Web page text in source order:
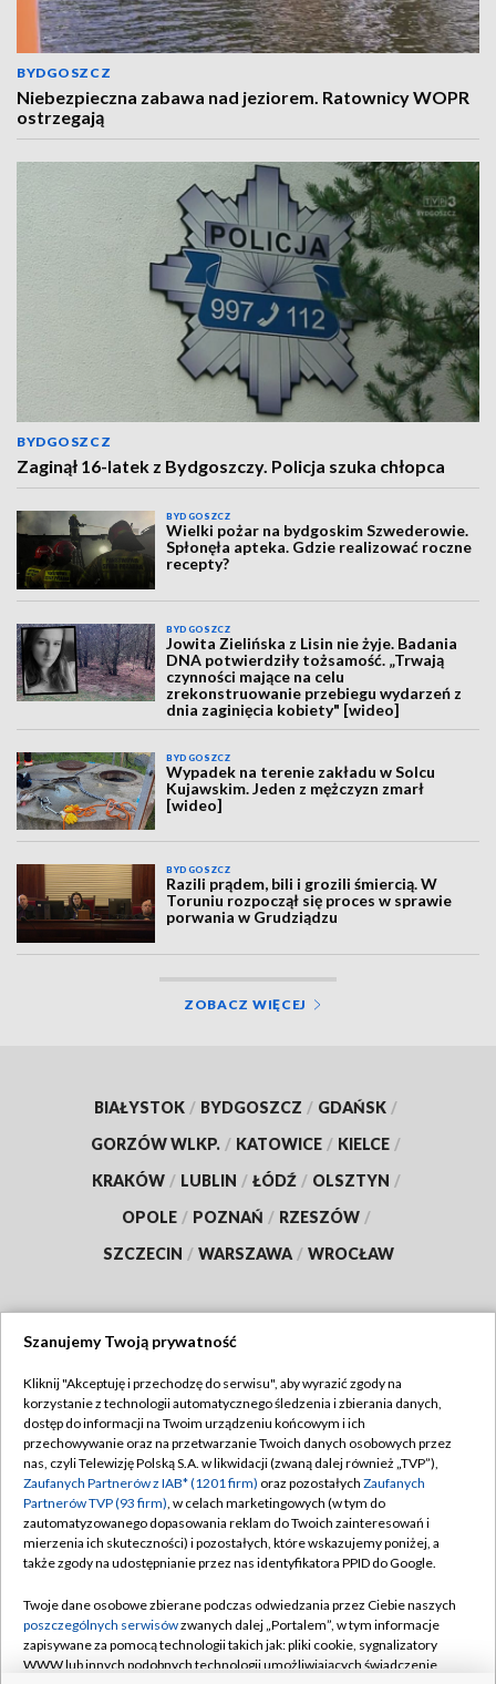
BYDGOSZCZ
Niebezpieczna zabawa nad jeziorem. Ratownicy WOPR
ostrzegają
BYDGOSZCZ
Zaginął 16-latek z Bydgoszczy. Policja szuka chłopca
BYDGOSZCZ
Wielki pożar na bydgoskim Szwederowie.
Spłonęła apteka. Gdzie realizować roczne
recepty?
BYDGOSZCZ
Jowita Zielińska z Lisin nie żyje. Badania
DNA potwierdziły tożsamość. „Trwają
czynności mające na celu
zrekonstruowanie przebiegu wydarzeń z
dnia zaginięcia kobiety" [wideo]
BYDGOSZCZ
Wypadek na terenie zakładu w Solcu
Kujawskim. Jeden z mężczyzn zmarł
[wideo]
BYDGOSZCZ
Razili prądem, bili i grozili śmiercią. W
Toruniu rozpoczął się proces w sprawie
porwania w Grudziądzu
ZOBACZ WIĘCEJ
BIAŁYSTOK / BYDGOSZCZ / GDAŃSK /
GORZÓW WLKP. / KATOWICE / KIELCE /
KRAKÓW / LUBLIN / ŁÓDŹ / OLSZTYN /
OPOLE / POZNAŃ / RZESZÓW /
SZCZECIN / WARSZAWA / WROCŁAW
TVP
Abonament TVP
Emisja w TVP
Centrum informacji TVP
Naziemna Telewizja Cyfrowa
Rada Programowa
System NOS
Regulamin TVP
Polityka prywatności
Moje zgody
Pomoc
Kontakt
Szanujemy Twoją prywatność
Kliknij "Akceptuję i przechodzę do serwisu", aby wyrazić zgody na
korzystanie z technologii automatycznego śledzenia i zbierania danych,
dostęp do informacji na Twoim urządzeniu końcowym i ich
przechowywanie oraz na przetwarzanie Twoich danych osobowych przez
nas, czyli Telewizję Polską S.A. w likwidacji (zwaną dalej również „TVP”),
Zaufanych Partnerów z IAB* (1201 firm) oraz pozostałych Zaufanych
Partnerów TVP (93 firm), w celach marketingowych (w tym do
zautomatyzowanego dopasowania reklam do Twoich zainteresowań i
mierzenia ich skuteczności) i pozostałych, które wskazujemy poniżej, a
także zgody na udostępnianie przez nas identyfikatora PPID do Google.
Twoje dane osobowe zbierane podczas odwiedzania przez Ciebie naszych
poszczególnych serwisówzwanych dalej „Portalem”, w tym informacje
zapisywane za pomocą technologii takich jak: pliki cookie, sygnalizatory
WWW lub innych podobnych technologii umożliwiających świadczenie